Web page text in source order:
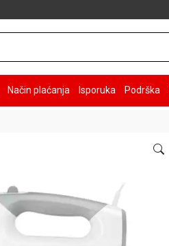
Način plaćanja Isporuka Podrška